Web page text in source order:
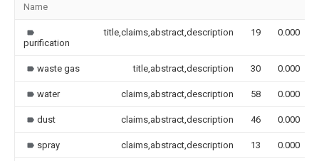
Name
purification
title,claims,abstract,description 19 0.000
waste gas title,abstract,description 30 0.000
water claims,abstract,description 58 0.000
dust claims,abstract,description 46 0.000
spray claims,abstract,description 13 0.000